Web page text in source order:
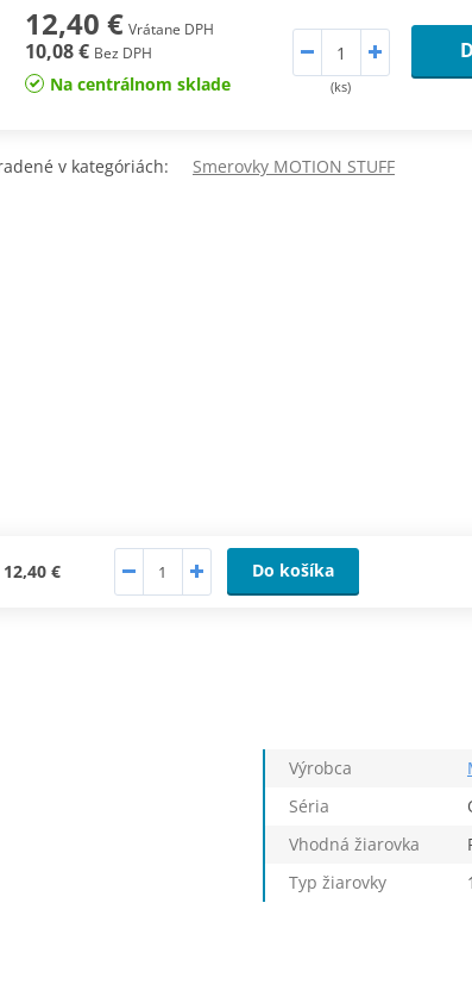
12,40 € Vrátane DPH
10,08 € Bez DPH
Na centrálnom sklade (ks)
v kategóriách: Smerovky MOTION STUFF
12,40 € Do košíka
Výrobca
Séria
Vhodná žiarovka
Typ žiarovky